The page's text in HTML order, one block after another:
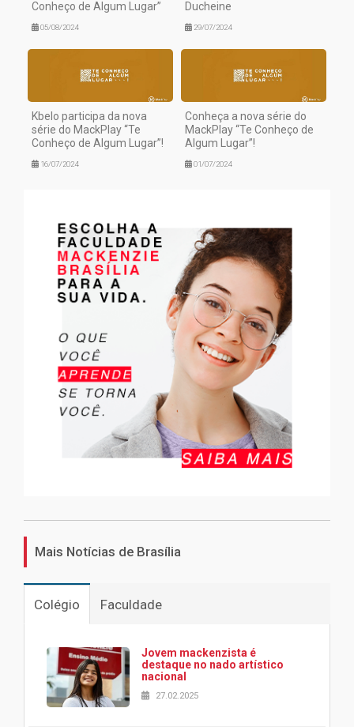
Conheço de Algum Lugar”
05/08/2024
Ducheine
29/07/2024
Kbelo participa da nova
série do MackPlay “Te
Conheço de Algum Lugar”!
16/07/2024
Conheça a nova série do
MackPlay “Te Conheço de
Algum Lugar”!
01/07/2024
Mais Notícias de Brasília
Colégio Faculdade
Jovem mackenzista é
destaque no nado artístico
nacional
27.02.2025